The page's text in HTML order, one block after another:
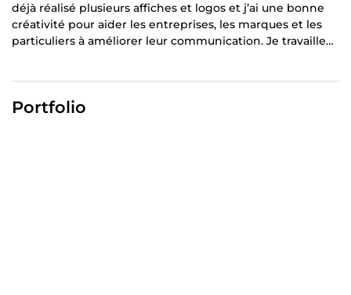
déjà réalisé plusieurs affiches et logos et j’ai une bonne
créativité pour aider les entreprises, les marques et les
particuliers à améliorer leur communication. Je travaille
besoins de mes clients. Si vous cherchez quelqu’un de
Portfolio